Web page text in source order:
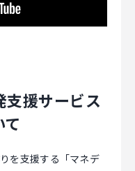
支援サービス
て
を支援する「マネデ